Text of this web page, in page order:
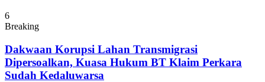
6
Breaking
Dakwaan Korupsi Lahan Transmigrasi
Dipersoalkan, Kuasa Hukum BT Klaim Perkara
Sudah Kedaluwarsa